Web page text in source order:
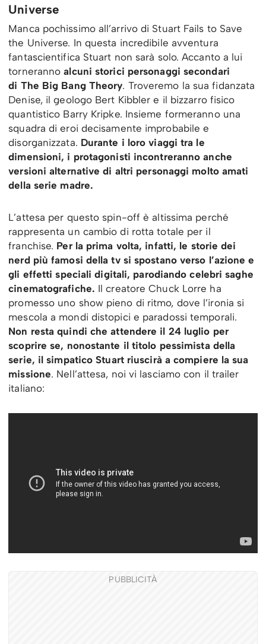
Universe
Manca pochissimo all’arrivo di Stuart Fails to Save
the Universe. In questa incredibile avventura
fantascientifica Stuart non sarà solo. Accanto a lui
tornerannoalcuni storici personaggi secondari
di The Big Bang Theory. Troveremo la sua fidanzata
Denise, il geologo Bert Kibbler e il bizzarro fisico
quantistico Barry Kripke. Insieme formeranno una
squadra di eroi decisamente improbabile e
disorganizzata. Durante i loro viaggi tra le
dimensioni, i protagonisti incontreranno anche
versioni alternative di altri personaggi molto amati
della serie madre.
L’attesa per questo spin-off è altissima perché
rappresenta un cambio di rotta totale per il
franchise. Per la prima volta, infatti, le storie dei
nerd più famosi della tv si spostano verso l’azione e
gli effetti speciali digitali, parodiando celebri saghe
cinematografiche. Il creatore Chuck Lorre ha
promesso uno show pieno di ritmo, dove l’ironia si
mescola a mondi distopici e paradossi temporali.
Non resta quindi che attendere il 24 luglio per
scoprire se, nonostante il titolo pessimista della
serie, il simpatico Stuart riuscirà a compiere la sua
missione. Nell’attesa, noi vi lasciamo con il trailer
italiano:
PUBBLICITÀ